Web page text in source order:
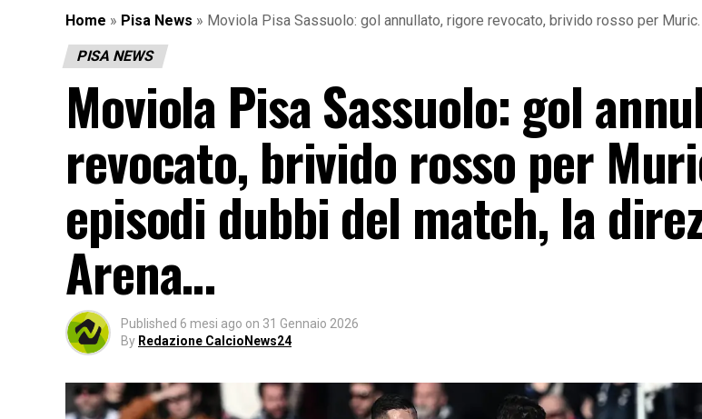
Home » Pisa News » Moviola Pisa Sassuolo: gol annullato, rigore revocato, brivido rosso per
PISA NEWS
Moviola Pisa Sassuolo: gol
revocato, brivido rosso per
episodi dubbi del match, la
Arena…
Published 6 mesi ago on 31 Gennaio 2026
By Redazione CalcioNews24